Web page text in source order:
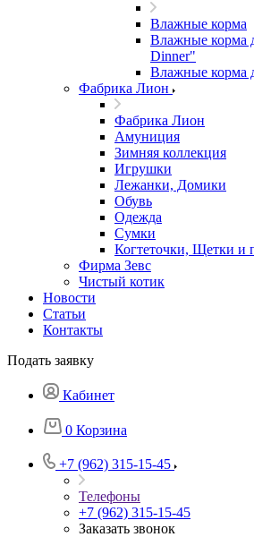
Влажные корма
Влажные корма
Dinner"
Влажные корма
Фабрика Лион
Фабрика Лион
Амуниция
Зимняя коллекция
Игрушки
Лежанки, Домики
Обувь
Одежда
Сумки
Когтеточки, Щетки и
Фирма Зевс
Чистый котик
Новости
Статьи
Контакты
Подать заявку
Кабинет
0 Корзина
+7 (962) 315-15-45
Телефоны
+7 (962) 315-15-45
Заказать звонок